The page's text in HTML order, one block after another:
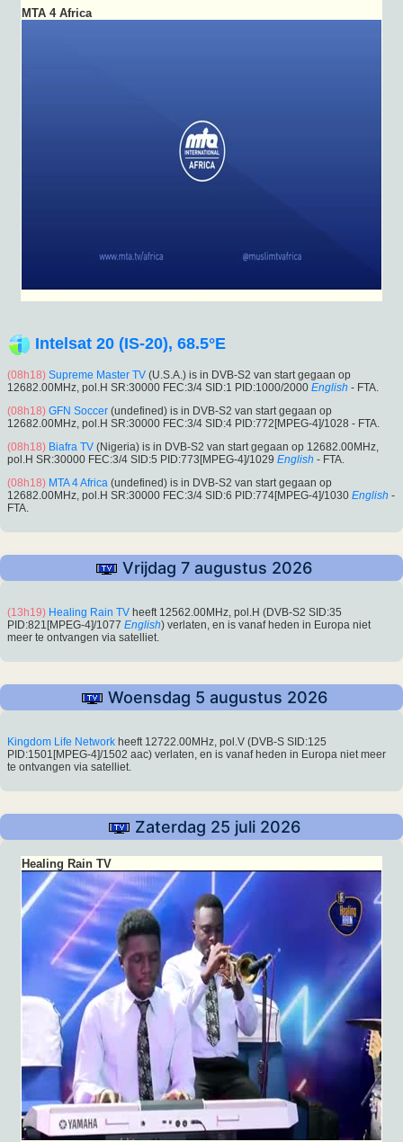
MTA 4 Africa
Intelsat 20 (IS-20), 68.5°E
(08h18) Supreme Master TV (U.S.A.) is in DVB-S2 van start gegaan op
12682.00MHz, pol.H SR:30000 FEC:3/4 SID:1 PID:1000/2000 English - FTA.
(08h18) GFN Soccer (undefined) is in DVB-S2 van start gegaan op
12682.00MHz, pol.H SR:30000 FEC:3/4 SID:4 PID:772[MPEG-4]/1028 - FTA.
(08h18) Biafra TV (Nigeria) is in DVB-S2 van start gegaan op 12682.00MHz,
pol.H SR:30000 FEC:3/4 SID:5 PID:773[MPEG-4]/1029 English - FTA.
(08h18) MTA 4 Africa (undefined) is in DVB-S2 van start gegaan op
12682.00MHz, pol.H SR:30000 FEC:3/4 SID:6 PID:774[MPEG-4]/1030 English -
FTA.
Vrijdag 7 augustus 2026
(13h19) Healing Rain TV heeft 12562.00MHz, pol.H (DVB-S2 SID:35
PID:821[MPEG-4]/1077 English) verlaten, en is vanaf heden in Europa niet
meer te ontvangen via satelliet.
Woensdag 5 augustus 2026
Kingdom Life Network heeft 12722.00MHz, pol.V (DVB-S SID:125
PID:1501[MPEG-4]/1502 aac) verlaten, en is vanaf heden in Europa niet meer
te ontvangen via satelliet.
Zaterdag 25 juli 2026
Healing Rain TV